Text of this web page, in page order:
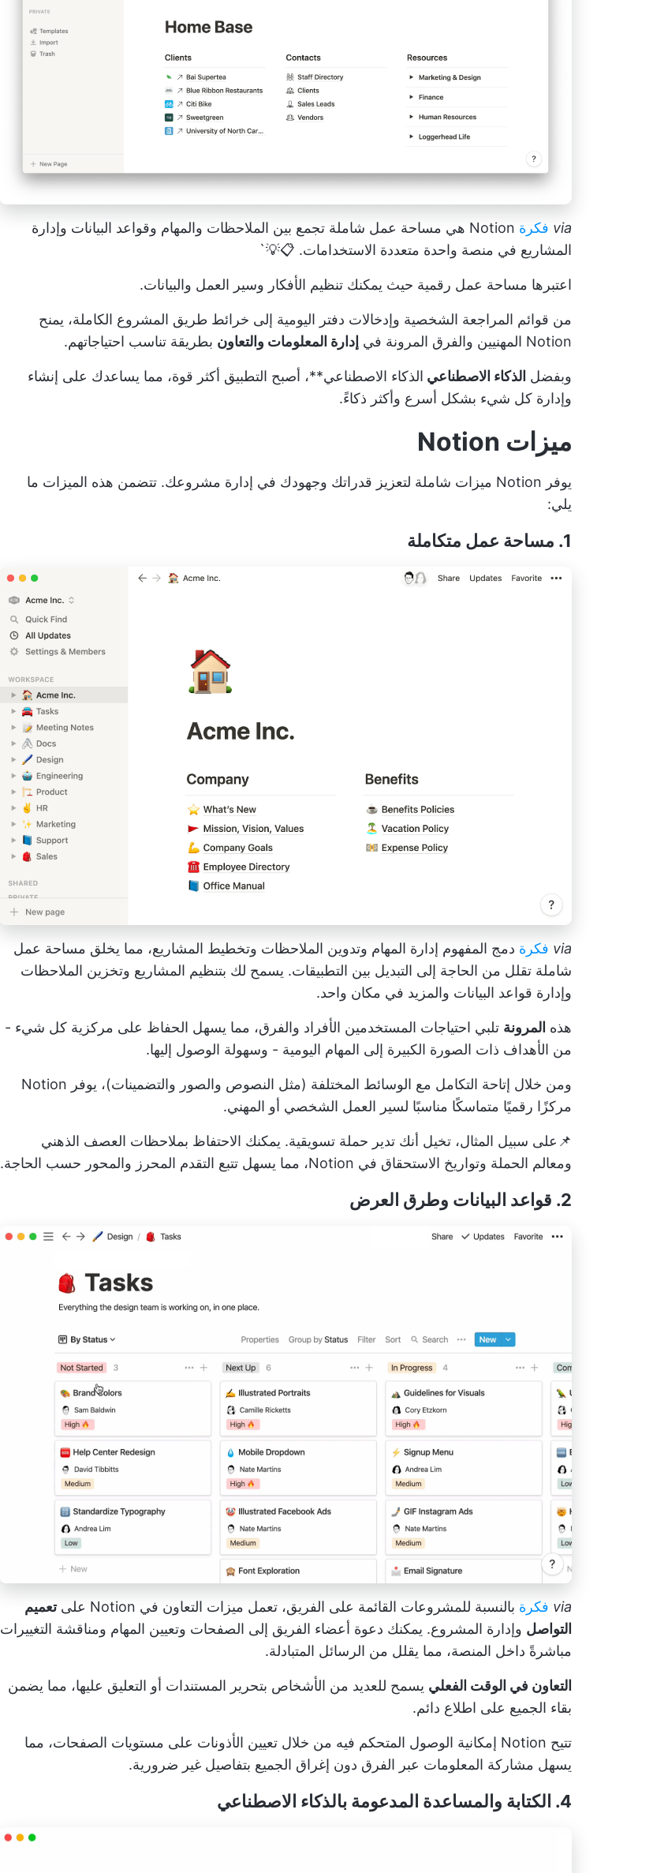
via فكرة
Notion هي مساحة عمل شاملة تجمع بين الملاحظات والمهام وقواعد البيانات وإدارة
المشاريع في منصة واحدة متعددة الاستخدامات. 📋💡`
اعتبرها مساحة عمل رقمية حيث يمكنك تنظيم الأفكار وسير العمل والبيانات.
من قوائم المراجعة الشخصية وإدخالات دفتر اليومية إلى خرائط طريق المشروع الكاملة، يمنح
Notion المهنيين والفرق المرونة في
إدارة المعلومات والتعاون بطريقة تناسب احتياجاتهم.
وبفضل الذكاء الاصطناعي الذكاء الاصطناعي**، أصبح التطبيق أكثر قوة، مما يساعدك على إنشاء
وإدارة كل شيء بشكل أسرع وأكثر ذكاءً.
ميزات Notion
يوفر Notion ميزات شاملة لتعزيز قدراتك وجهودك في إدارة مشروعك. تتضمن هذه الميزات ما
يلي:
1. مساحة عمل متكاملة
via فكرة دمج المفهوم إدارة المهام وتدوين الملاحظات وتخطيط المشاريع، مما يخلق مساحة عمل
شاملة تقلل من الحاجة إلى التبديل بين التطبيقات. يسمح لك بتنظيم المشاريع وتخزين الملاحظات
وإدارة قواعد البيانات والمزيد في مكان واحد.
هذه المرونة تلبي احتياجات المستخدمين الأفراد والفرق، مما يسهل الحفاظ على مركزية كل شيء -
من الأهداف ذات الصورة الكبيرة إلى المهام اليومية - وسهولة الوصول إليها.
ومن خلال إتاحة التكامل مع الوسائط المختلفة (مثل النصوص والصور والتضمينات)، يوفر Notion
مركزًا رقميًا متماسكًا مناسبًا لسير العمل الشخصي أو المهني.
📌على سبيل المثال، تخيل أنك تدير حملة تسويقية. يمكنك الاحتفاظ بملاحظات العصف الذهني
ومعالم الحملة وتواريخ الاستحقاق في Notion، مما يسهل تتبع التقدم المحرز والمحور حسب الحاجة.
2. قواعد البيانات وطرق العرض
via فكرة بالنسبة للمشروعات القائمة على الفريق، تعمل ميزات التعاون في Notion على
تعميم
التواصل وإدارة المشروع. يمكنك دعوة أعضاء الفريق إلى الصفحات وتعيين المهام ومناقشة التغييرات
مباشرةً داخل المنصة، مما يقلل من الرسائل المتبادلة.
التعاون في الوقت الفعلي يسمح للعديد من الأشخاص بتحرير المستندات أو التعليق عليها، مما يضمن
بقاء الجميع على اطلاع دائم.
تتيح Notion إمكانية الوصول المتحكم فيه من خلال تعيين الأذونات على مستويات الصفحات، مما
يسهل مشاركة المعلومات عبر الفرق دون إغراق الجميع بتفاصيل غير ضرورية.
4. الكتابة والمساعدة المدعومة بالذكاء الاصطناعي